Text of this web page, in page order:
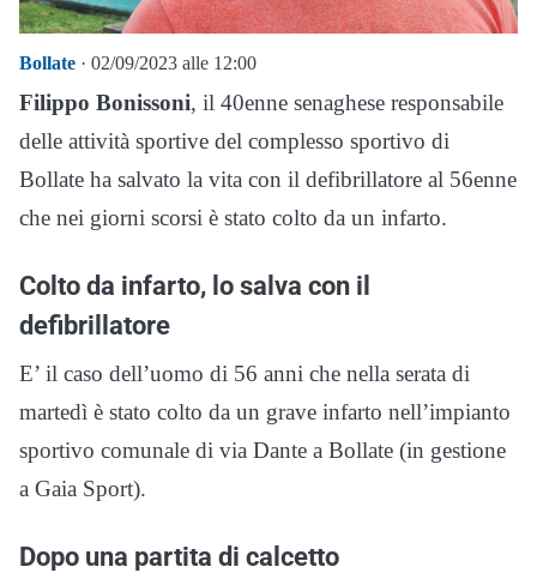
Bollate · 02/09/2023 alle 12:00
Filippo Bonissoni, il 40enne senaghese responsabile
delle attività sportive del complesso sportivo di
Bollate ha salvato la vita con il defibrillatore al 56enne
che nei giorni scorsi è stato colto da un infarto.
Colto da infarto, lo salva con il
defibrillatore
E’ il caso dell’uomo di 56 anni che nella serata di
martedì è stato colto da un grave infarto nell’impianto
sportivo comunale di via Dante a Bollate (in gestione
a Gaia Sport).
Dopo una partita di calcetto